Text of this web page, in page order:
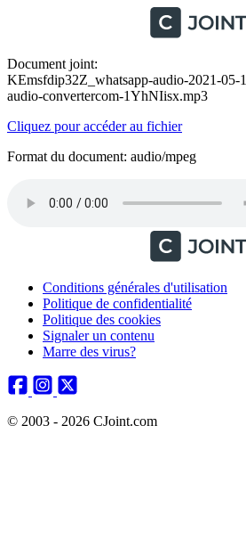
Document joint:
KEmsfdip32Z_whatsapp-audio-2021-05-
audio-convertercom-1YhNIisx.mp3
Cliquez pour accéder au fichier
Format du document: audio/mpeg
Conditions générales d'utilisation
Politique de confidentialité
Politique des cookies
Signaler un contenu
Marre des virus?
© 2003 - 2026 CJoint.com